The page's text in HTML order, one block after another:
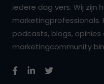
iedere dag vers. Wij zijn
marketingprofessionals.
podcasts, blogs,
marketingcommunity